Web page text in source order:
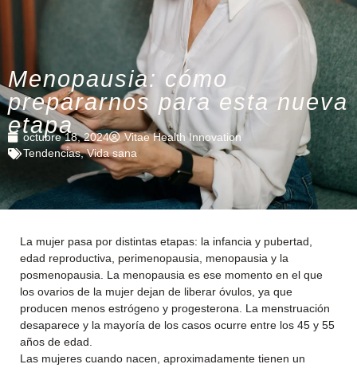
Menopausia: cómo
prepararnos para esta nueva
etapa
octubre 18, 2024
Vitae Health Innovation
Tendencias,Vida sana
La mujer pasa por distintas etapas: la infancia y pubertad,
edad reproductiva, perimenopausia, menopausia y la
posmenopausia. La menopausia es ese momento en el que
los ovarios de la mujer dejan de liberar óvulos, ya que
producen menos estrógeno y progesterona. La menstruación
desaparece y la mayoría de los casos ocurre entre los 45 y 55
años de edad.
Las mujeres cuando nacen, aproximadamente tienen un